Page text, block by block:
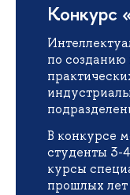
Конкурс
по созданию
В конкурсе
студенты 3-
курсы
прошлых лет